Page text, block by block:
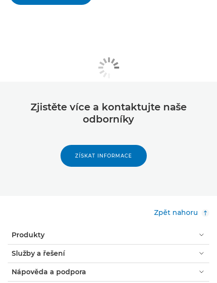
Zjistěte více a kontaktujte naše
odborníky
ZÍSKAT INFORMACE
Zpět nahoru
Produkty
Služby a řešení
Nápověda a podpora